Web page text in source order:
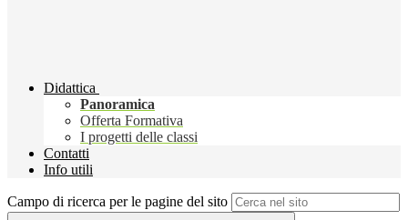
Didattica
Panoramica
Offerta Formativa
I progetti delle classi
Contatti
Info utili
Campo di ricerca per le pagine del sito